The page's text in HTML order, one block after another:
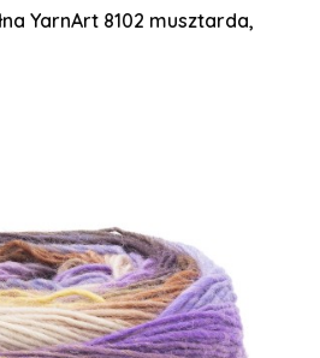
YarnArt 8102 musztarda,